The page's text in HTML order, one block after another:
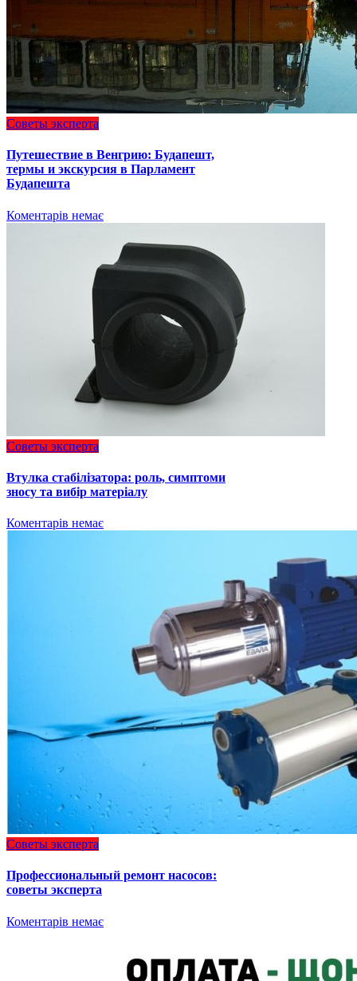
Советы эксперта
Путешествие в Венгрию: Будапешт,
термы и экскурсия в Парламент
Будапешта
Коментарів немає
Советы эксперта
Втулка стабілізатора: роль, симптоми
зносу та вибір матеріалу
Коментарів немає
Советы эксперта
Профессиональный ремонт насосов:
советы эксперта
Коментарів немає